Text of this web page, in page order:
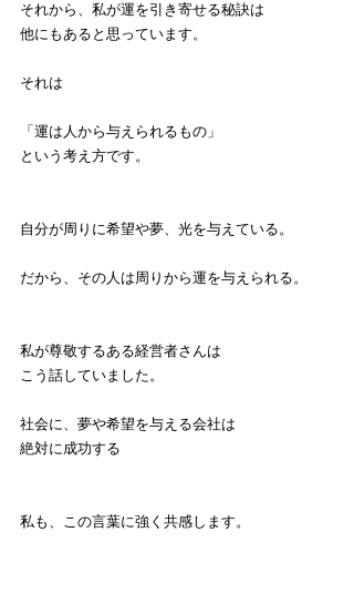
それから、私が運を引き寄せる秘訣は
他にもあると思っています。
それは
「運は人から与えられるもの」
という考え方です。
自分が周りに希望や夢、光を与えている。
だから、その人は周りから運を与えられる。
私が尊敬するある経営者さんは
こう話していました。
社会に、夢や希望を与える会社は
絶対に成功する
私も、この言葉に強く共感します。